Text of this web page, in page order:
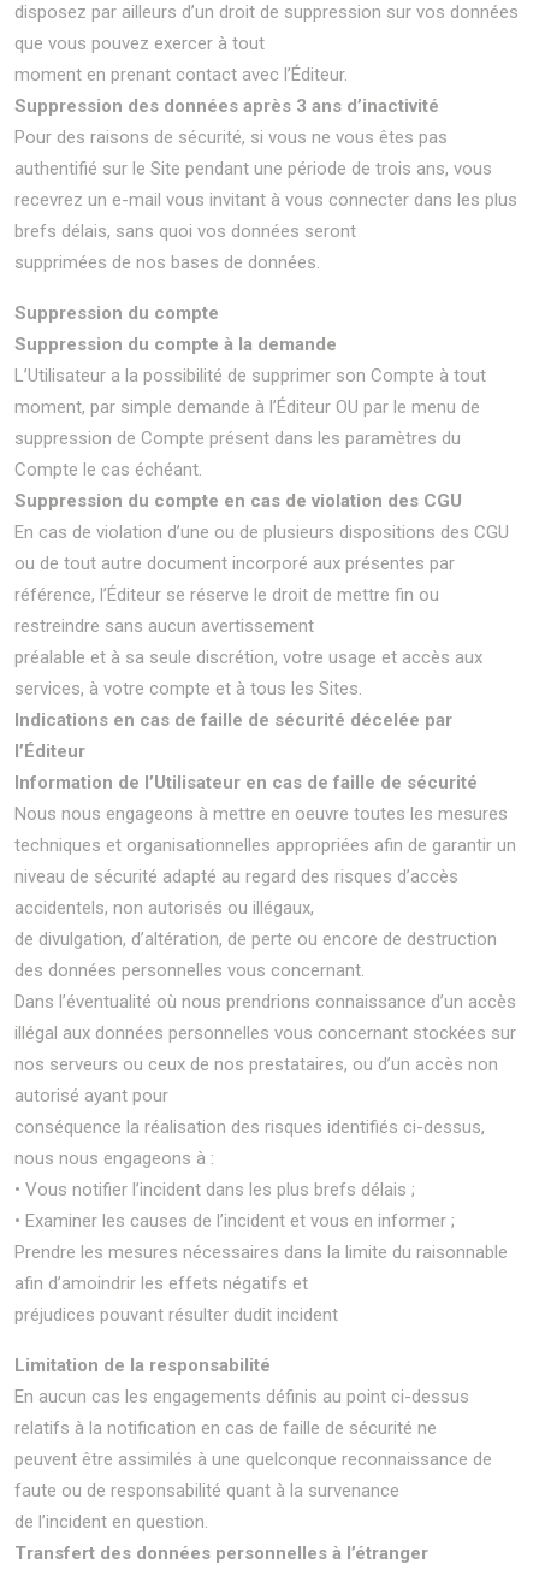
disposez par ailleurs d’un droit de suppression sur vos données
que vous pouvez exercer à tout
moment en prenant contact avec l’Éditeur.
Suppression des données après 3 ans d’inactivité
Pour des raisons de sécurité, si vous ne vous êtes pas
authentifié sur le Site pendant une période de trois ans, vous
recevrez un e-mail vous invitant à vous connecter dans les plus
brefs délais, sans quoi vos données seront
supprimées de nos bases de données.
Suppression du compte
Suppression du compte à la demande
L’Utilisateur a la possibilité de supprimer son Compte à tout
moment, par simple demande à l’Éditeur OU par le menu de
suppression de Compte présent dans les paramètres du
Compte le cas échéant.
Suppression du compte en cas de violation des CGU
En cas de violation d’une ou de plusieurs dispositions des CGU
ou de tout autre document incorporé aux présentes par
référence, l’Éditeur se réserve le droit de mettre fin ou
restreindre sans aucun avertissement
préalable et à sa seule discrétion, votre usage et accès aux
services, à votre compte et à tous les Sites.
Indications en cas de faille de sécurité décelée par
l’Éditeur
Information de l’Utilisateur en cas de faille de sécurité
Nous nous engageons à mettre en oeuvre toutes les mesures
techniques et organisationnelles appropriées afin de garantir un
niveau de sécurité adapté au regard des risques d’accès
accidentels, non autorisés ou illégaux,
de divulgation, d’altération, de perte ou encore de destruction
des données personnelles vous concernant.
Dans l’éventualité où nous prendrions connaissance d’un accès
illégal aux données personnelles vous concernant stockées sur
nos serveurs ou ceux de nos prestataires, ou d’un accès non
autorisé ayant pour
conséquence la réalisation des risques identifiés ci-dessus,
nous nous engageons à :
• Vous notifier l’incident dans les plus brefs délais ;
• Examiner les causes de l’incident et vous en informer ;
Prendre les mesures nécessaires dans la limite du raisonnable
afin d’amoindrir les effets négatifs et
préjudices pouvant résulter dudit incident
Limitation de la responsabilité
En aucun cas les engagements définis au point ci-dessus
relatifs à la notification en cas de faille de sécurité ne
peuvent être assimilés à une quelconque reconnaissance de
faute ou de responsabilité quant à la survenance
de l’incident en question.
Transfert des données personnelles à l’étranger